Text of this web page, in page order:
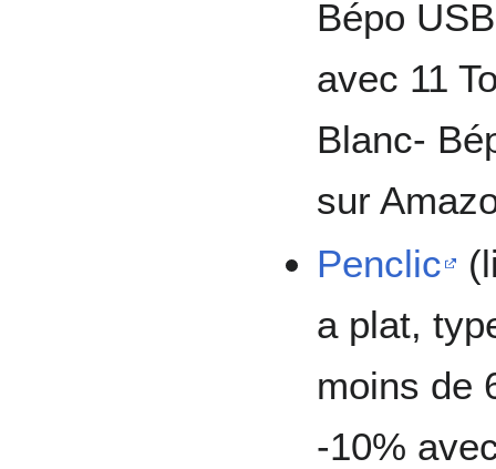
Bépo
avec 11
Blanc-
sur
Penclic
a plat,
moins de
-10%